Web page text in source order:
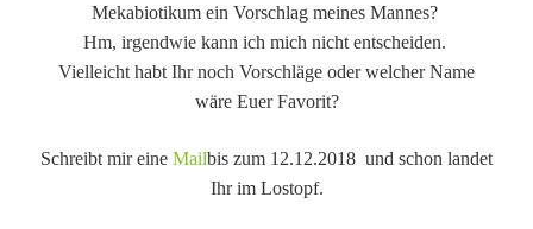
Mekabiotikum ein Vorschlag meines Mannes?
Hm, irgendwie kann ich mich nicht entscheiden.
Vielleicht habt Ihr noch Vorschläge oder welcher Name
wäre Euer Favorit?
Schreibt mir eine Mailbis zum 12.12.2018 und schon landet
Ihr im Lostopf.